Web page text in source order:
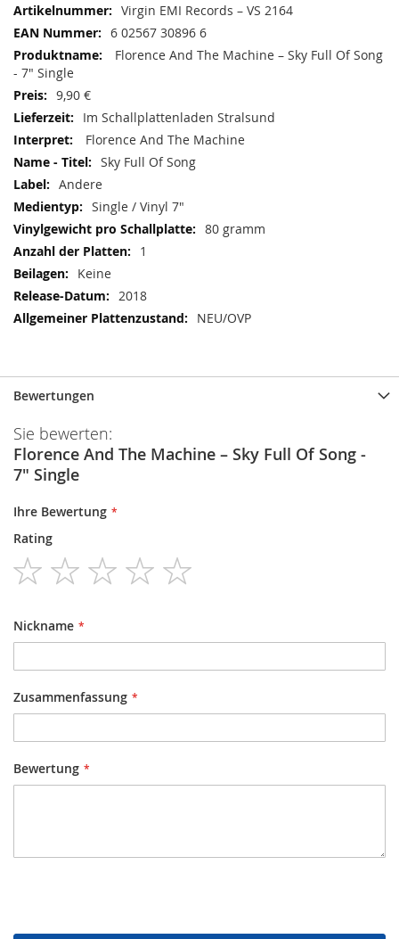
Mehr
Informationen
Virgin EMI Records ‎– VS 2164
6 02567 30896 6
Florence And The Machine ‎– Sky Full Of Song
- 7" Single
9,90 €
Im Schallplattenladen Stralsund
Florence And The Machine
Sky Full Of Song
Andere
Single / Vinyl 7"
80 gramm
1
Keine
2018
NEU/OVP
Bewertungen
Sie bewerten:
Florence And The Machine ‎– Sky Full Of Song -
7" Single
Ihre Bewertung
Rating
1
star
2
stars
3
stars
4
stars
Nickname
Zusammenfassung
Bewertung